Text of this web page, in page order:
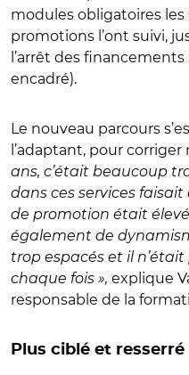
modules obligatoires les
promotions l’ont suivi,
l’arrêt des
encadré).
Le nouveau parcours
l’adaptant, pour
ans, c’était beaucoup
dans ces services
de promotion était
également de
trop espacés et il
chaque fois », explique
responsable de la
Plus ciblé et